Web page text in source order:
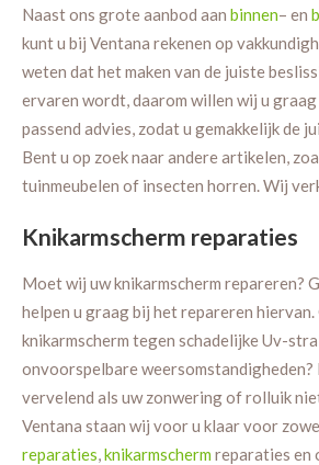
Naast ons grote aanbod aan binnen– en
kunt u bij Ventana rekenen op
weten dat het maken van de juiste
ervaren wordt, daarom willen wij u
passend advies, zodat u gemakkelijk de
Bent u op zoek naar andere artikelen,
tuinmeubelen of insecten horren. Wij
Knikarmscherm reparaties
Moet wij uw knikarmscherm repareren?
helpen u graag bij het repareren
knikarmscherm tegen schadelijke Uv-
onvoorspelbare
vervelend als uw zonwering of rolluik
Ventana staan wij voor u klaar voor
reparaties,knikarmscherm reparaties en